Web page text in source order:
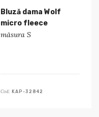
Bluză dama Wolf
micro fleece
măsura S
Cod: KAP-32842